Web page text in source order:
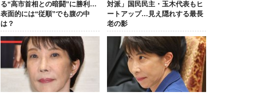
る“高市首相との暗闘”に勝利…
表面的には“従順”でも腹の中
は？
対派」国民民主・玉木代表もヒ
ートアップ…見え隠れする最長
老の影